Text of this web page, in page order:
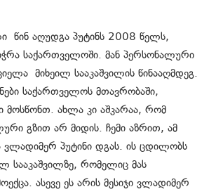
წინ აღუდგა პუტინს 2008 წელს,
საქართველოში. მან პერსონალური
მიხეილ სააკაშვილის წინააღმდეგ.
საქართველოს მთავრობაში,
მოსწონთ. ახლა კი აშკარაა, რომ
გზით არ მიდის. ჩემი აზრით, ამ
ვლადიმერ პუტინი დგას. ის ცდილობს
სააკაშვილზე, რომელიც მას
ასევე ეს არის მესიჯი ვლადიმერ